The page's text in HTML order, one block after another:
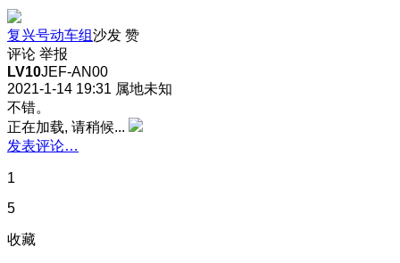
复兴号动车组沙发 赞
评论 举报
LV10JEF-AN00
2021-1-14 19:31 属地未知
不错。
正在加载, 请稍候...
发表评论…
1
5
收藏